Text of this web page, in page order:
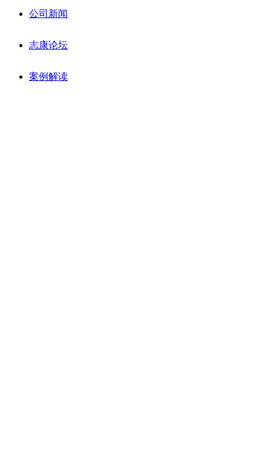
公司新闻
志康论坛
案例解读